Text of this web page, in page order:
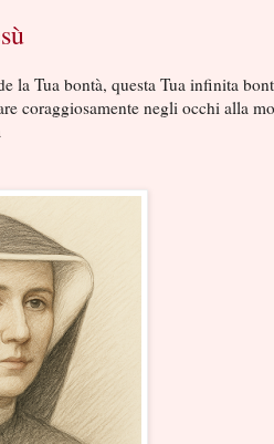
la Tua bontà, questa Tua infinita
coraggiosamente negli occhi alla